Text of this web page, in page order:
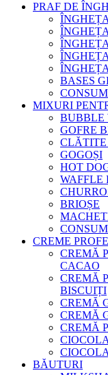
PRAF DE
BASES
MIXURI
BUBBLE
GOFRE
CLĂTITE
GOGOȘI
HOT
WAFFLE
BRIOȘE
CREME
CREMĂ
CACAO
CREMĂ
BISCUIȚI
CREMĂ
CREMĂ
CREMĂ
BĂUTURI